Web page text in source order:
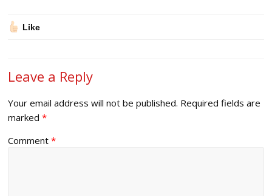
Like
Leave a Reply
Your email address will not be published. Required fields are
marked*
Comment*